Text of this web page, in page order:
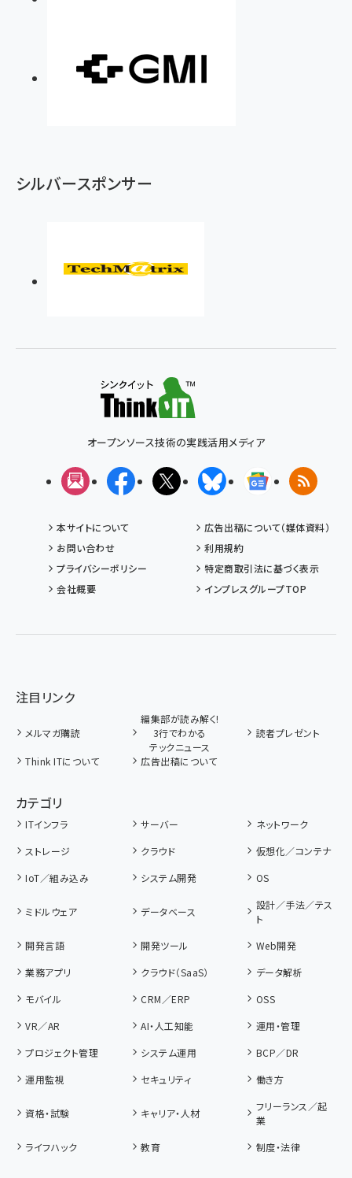
シルバースポンサー
オープンソース技術の実践活用メディア
メルマガFacebookX(エックス)BlueskyGoogleニュ
RSS
本サイトについて
広告出稿について（媒体資料）
お問い合わせ
利用規約
プライバシーポリシー
特定商取引法に基づく表示
会社概要
インプレスグループTOP
注目リンク
メルマガ購読
編集部が読み解く!
3行でわかる
テックニュース
読者プレゼント
Think ITについて 広告出稿について
カテゴリ
ITインフラ サーバー
ネットワーク
ストレージ
クラウド
仮想化／コンテナ
IoT／組み込み
システム開発 OS
ミドルウェア データベース
設計／手法／テス
ト
開発言語
開発ツール
Web開発
業務アプリ
クラウド（SaaS）
データ解析
モバイル
CRM／ERP
OSS
VR／AR
AI・人工知能
運用・管理
プロジェクト管理
システム運用
BCP／DR
運用監視
セキュリティ 働き方
資格・試験 キャリア・人材
フリーランス／起
業
ライフハック
教育 制度・法律